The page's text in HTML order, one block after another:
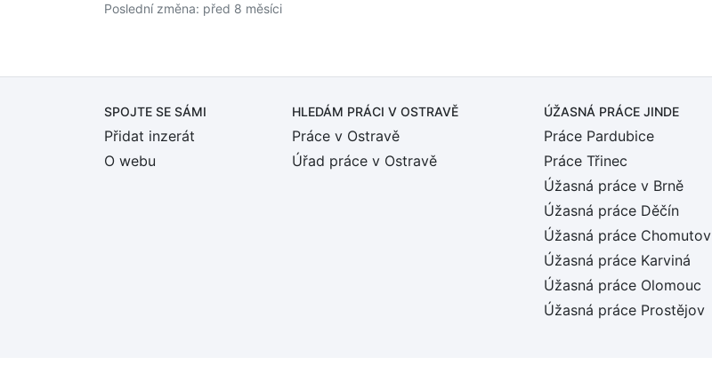
Poslední změna: před 8 měsíci
SPOJTE SE SÁMI
Přidat inzerát
O webu
HLEDÁM PRÁCI V OSTRAVĚ
Práce v Ostravě
Úřad práce v Ostravě
ÚŽASNÁ PRÁCE JINDE
Práce Pardubice
Práce Třinec
Úžasná práce v Brně
Úžasná práce Děčín
Úžasná práce Chomutov
Úžasná práce Karviná
Úžasná práce Olomouc
Úžasná práce Prostějov